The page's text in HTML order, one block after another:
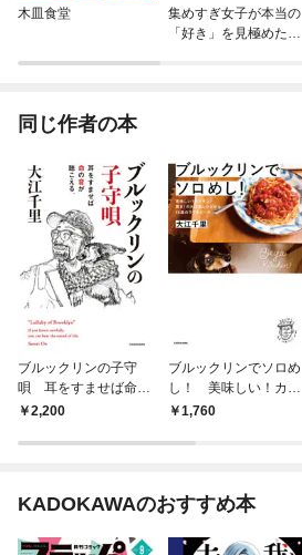
木皿食堂
集めすぎ女子が本当の
「好き」を見極めたら
同じ作者の本
ブルックリンの子守
唄 耳をすませば命の
音が聴こえる。
2,200
ブルックリンでソロめ
し！ 美味しい！カン
タン！驚き！の大江屋
＆ピース
1,760
KADOKAWAのおすすめ本